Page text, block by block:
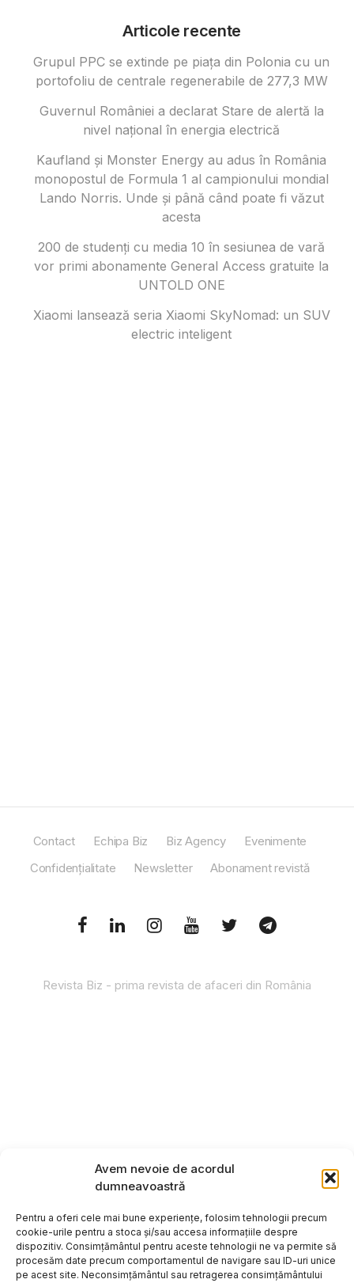
Avem nevoie de acordul
dumneavoastră
Pentru a oferi cele mai bune experiențe, folosim tehnologii precum
cookie-urile pentru a stoca și/sau accesa informațiile despre
dispozitiv. Consimțământul pentru aceste tehnologii ne va permite să
procesăm date precum comportamentul de navigare sau ID-uri unice
pe acest site. Neconsimțământul sau retragerea consimțământului
Articole recente
Grupul PPC se extinde pe piața din Polonia cu un
portofoliu de centrale regenerabile de 277,3 MW
Guvernul României a declarat Stare de alertă la
nivel național în energia electrică
Kaufland și Monster Energy au adus în România
monopostul de Formula 1 al campionului mondial
Lando Norris. Unde și până când poate fi văzut
acesta
200 de studenți cu media 10 în sesiunea de vară
vor primi abonamente General Access gratuite la
UNTOLD ONE
Xiaomi lansează seria Xiaomi SkyNomad: un SUV
electric inteligent
Contact Echipa Biz Biz Agency
Evenimente
Confidențialitate
Newsletter Abonament revistă
Revista Biz - prima revista de afaceri din România